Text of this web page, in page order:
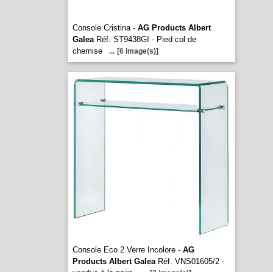
Console Cristina - AG Products Albert
GaleaRéf. ST9438GI - Pied col de
chemise
... [6 image(s)]
Console Eco 2 Verre Incolore - AG
Products Albert GaleaRéf. VNS01605/2 -